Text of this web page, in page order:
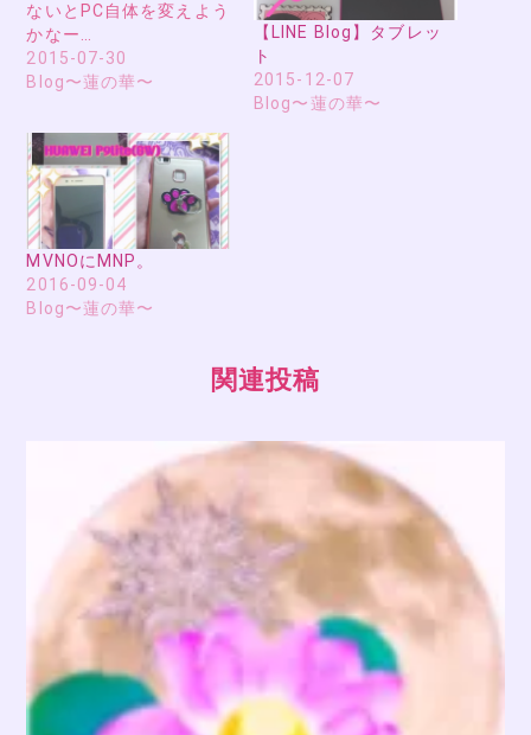
ないとPC自体を変えよう
かなー…
2015-07-30
Blog〜蓮の華〜
【LINE Blog】タブレッ
ト
2015-12-07
Blog〜蓮の華〜
MVNOにMNP。
2016-09-04
Blog〜蓮の華〜
関連投稿